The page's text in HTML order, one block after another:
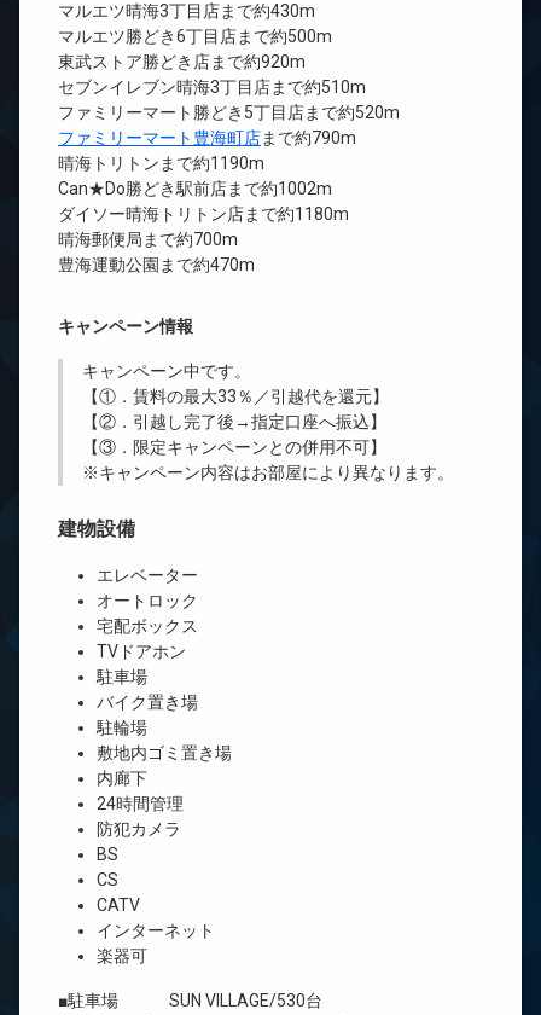
マルエツ晴海3丁目店まで約430m
マルエツ勝どき6丁目店まで約500m
東武ストア勝どき店まで約920m
セブンイレブン晴海3丁目店まで約510m
ファミリーマート勝どき5丁目店まで約520m
ファミリーマート豊海町店まで約790m
晴海トリトンまで約1190m
Can★Do勝どき駅前店まで約1002m
ダイソー晴海トリトン店まで約1180m
晴海郵便局まで約700m
豊海運動公園まで約470m
キャンペーン情報
キャンペーン中です。
【①．賃料の最大33％／引越代を還元】
【②．引越し完了後→指定口座へ振込】
【③．限定キャンペーンとの併用不可】
※キャンペーン内容はお部屋により異なります。
建物設備
エレベーター
オートロック
宅配ボックス
TVドアホン
駐車場
バイク置き場
駐輪場
敷地内ゴミ置き場
内廊下
24時間管理
防犯カメラ
BS
CS
CATV
インターネット
楽器可
■駐車場 SUN VILLAGE/530台